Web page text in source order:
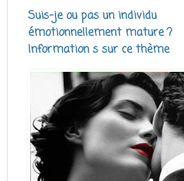
Suis-je ou pas un individu
émotionnellement mature ?
Information s sur ce thème